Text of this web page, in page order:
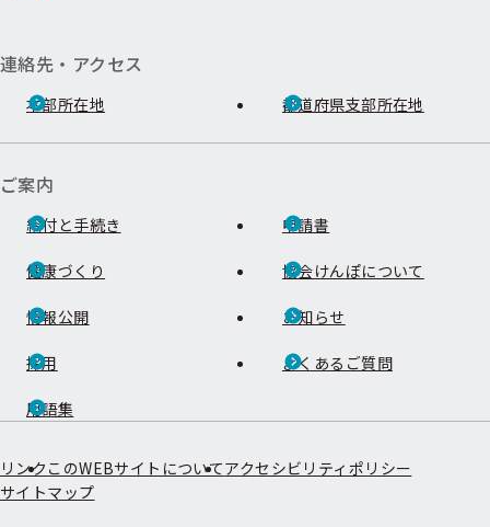
連絡先・アクセス
本部所在地 都道府県支部所在地
ご案内
給付と手続き 申請書
健康づくり 協会けんぽについて
情報公開 お知らせ
採用 よくあるご質問
用語集
リンク このWEBサイトについてアクセシビリティポリシー
サイトマップ